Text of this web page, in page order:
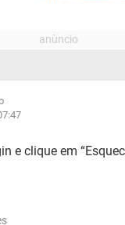
e clique em